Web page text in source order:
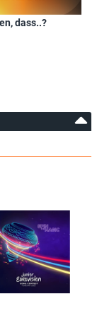
dass..?